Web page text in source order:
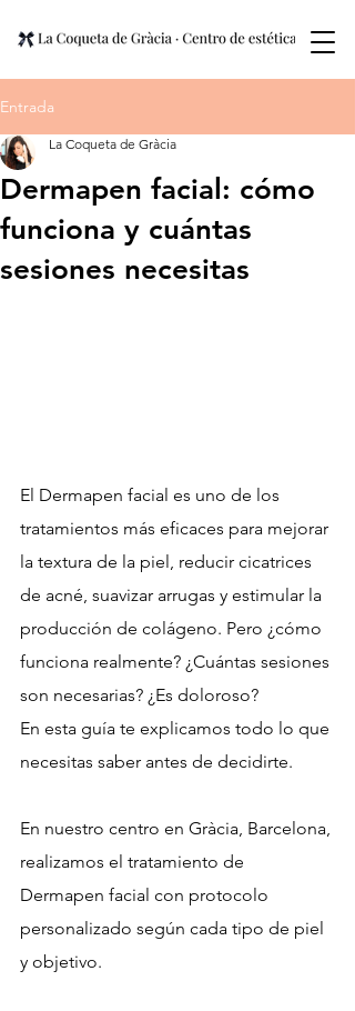
Entrada
Dermapen facial: cómo
funciona y cuántas
sesiones necesitas
La Coqueta de Gràcia
El Dermapen facial es uno de los
tratamientos más eficaces para mejorar
la textura de la piel, reducir cicatrices
de acné, suavizar arrugas y estimular la
producción de colágeno. Pero ¿cómo
funciona realmente? ¿Cuántas sesiones
son necesarias? ¿Es doloroso?
En esta guía te explicamos todo lo que
necesitas saber antes de decidirte.
En nuestro centro en Gràcia, Barcelona,
realizamos el tratamiento de
Dermapen facial con protocolo
personalizado según cada tipo de piel
y objetivo.